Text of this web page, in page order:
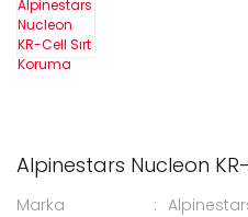
Alpinestars Nucleon
Marka